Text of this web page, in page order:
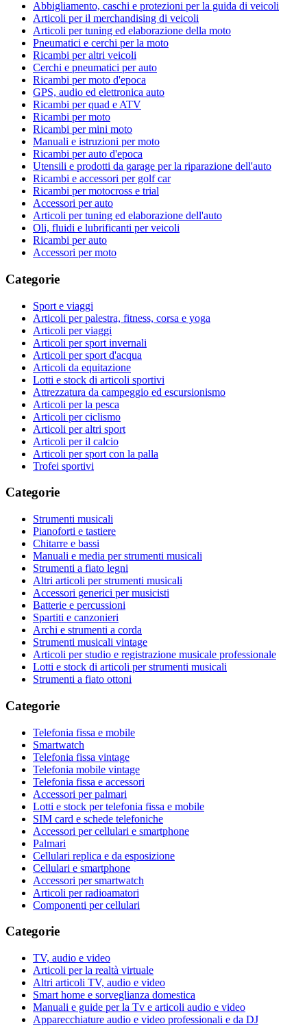
Abbigliamento, caschi e protezioni per la guida di veicoli
Articoli per il merchandising di veicoli
Articoli per tuning ed elaborazione della moto
Pneumatici e cerchi per la moto
Ricambi per altri veicoli
Cerchi e pneumatici per auto
Ricambi per moto d'epoca
GPS, audio ed elettronica auto
Ricambi per quad e ATV
Ricambi per moto
Ricambi per mini moto
Manuali e istruzioni per moto
Ricambi per auto d'epoca
Utensili e prodotti da garage per la riparazione dell'auto
Ricambi e accessori per golf car
Ricambi per motocross e trial
Accessori per auto
Articoli per tuning ed elaborazione dell'auto
Oli, fluidi e lubrificanti per veicoli
Ricambi per auto
Accessori per moto
Categorie
Sport e viaggi
Articoli per palestra, fitness, corsa e yoga
Articoli per viaggi
Articoli per sport invernali
Articoli per sport d'acqua
Articoli da equitazione
Lotti e stock di articoli sportivi
Attrezzatura da campeggio ed escursionismo
Articoli per la pesca
Articoli per ciclismo
Articoli per altri sport
Articoli per il calcio
Articoli per sport con la palla
Trofei sportivi
Categorie
Strumenti musicali
Pianoforti e tastiere
Chitarre e bassi
Manuali e media per strumenti musicali
Strumenti a fiato legni
Altri articoli per strumenti musicali
Accessori generici per musicisti
Batterie e percussioni
Spartiti e canzonieri
Archi e strumenti a corda
Strumenti musicali vintage
Articoli per studio e registrazione musicale professionale
Lotti e stock di articoli per strumenti musicali
Strumenti a fiato ottoni
Categorie
Telefonia fissa e mobile
Smartwatch
Telefonia fissa vintage
Telefonia mobile vintage
Telefonia fissa e accessori
Accessori per palmari
Lotti e stock per telefonia fissa e mobile
SIM card e schede telefoniche
Accessori per cellulari e smartphone
Palmari
Cellulari replica e da esposizione
Cellulari e smartphone
Accessori per smartwatch
Articoli per radioamatori
Componenti per cellulari
Categorie
TV, audio e video
Articoli per la realtà virtuale
Altri articoli TV, audio e video
Smart home e sorveglianza domestica
Manuali e guide per la Tv e articoli audio e video
Apparecchiature audio e video professionali e da DJ